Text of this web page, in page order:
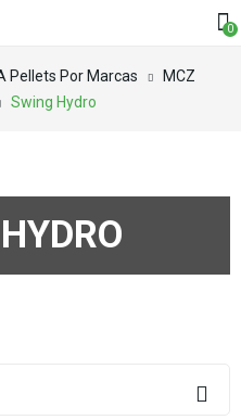
0
Pellets Por Marcas
MCZ
Swing Hydro